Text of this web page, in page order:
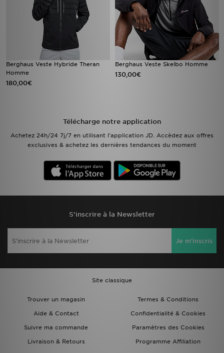
Berghaus Veste Hybride Theran
Homme
180,00€
Berghaus Veste Skelbo Homme
130,00€
Télécharge notre application
Achetez 24h/24 7j/7 en utilisant l'application JD. Accèdez aux offres
exclusives & achetez les dernières tendances du moment
S'inscrire à la Newsletter
Je m'inscris
Site classique
Trouver un magasin
Termes & Conditions
Aide & Contact
Confidentialité & Cookies
Suivre ma commande
Paramètres des Cookies
Livraison & Retours
Programme Affiliation